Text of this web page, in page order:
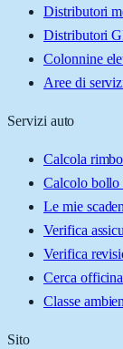
Distributori
Distributori
Colonnine
Aree di
Servizi auto
Calcola
Calcolo bollo
Le mie
Verifica
Verifica
Cerca
Classe
Sito